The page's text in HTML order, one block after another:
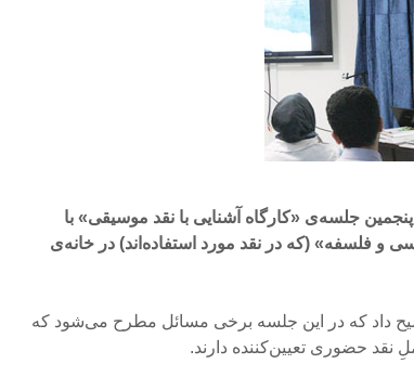
از ظهر چهارشنبه ۲۵ بهمن ماه ۱۳۹۱، پنجمین جلسه‌ی «کارگاه آشنایی با نقد موسیقی» با
و فلسفه» (که در نقد مورد استفاده‌اند) در خانه‌ی
داد که در این جلسه برخی مسائل مطرح می‌شود که
نقد حضوری تعیین‌کننده دارند.